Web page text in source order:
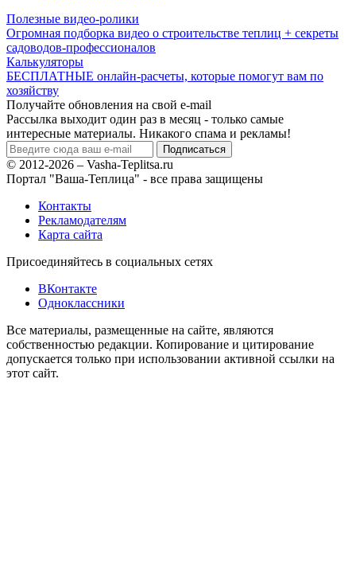
Полезные видео-ролики
Огромная подборка видео о строительстве теплиц + секреты
садоводов-профессионалов
Калькуляторы
БЕСПЛАТНЫЕ онлайн-расчеты, которые помогут вам по
хозяйству
Получайте обновления на свой e-mail
Рассылка выходит один раз в месяц - только самые
интересные материалы. Никакого спама и рекламы!
© 2012-2026 – Vasha-Teplitsa.ru
Портал "Ваша-Теплица" - все права защищены
Контакты
Рекламодателям
Карта сайта
Присоединяйтесь в социальных сетях
ВКонтакте
Одноклассники
Все материалы, размещенные на сайте, являются
собственностью редакции. Копирование и цитирование
допускается только при использовании активной ссылки на
этот сайт.